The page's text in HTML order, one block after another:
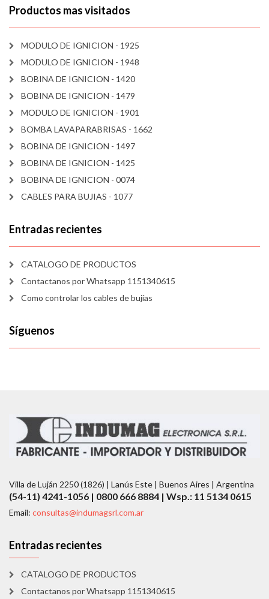
Productos mas visitados
MODULO DE IGNICION - 1925
MODULO DE IGNICION - 1948
BOBINA DE IGNICION - 1420
BOBINA DE IGNICION - 1479
MODULO DE IGNICION - 1901
BOMBA LAVAPARABRISAS - 1662
BOBINA DE IGNICION - 1497
BOBINA DE IGNICION - 1425
BOBINA DE IGNICION - 0074
CABLES PARA BUJIAS - 1077
Entradas recientes
CATALOGO DE PRODUCTOS
Contactanos por Whatsapp 1151340615
Como controlar los cables de bujías
Síguenos
Villa de Luján 2250 (1826) | Lanús Este | Buenos Aires | Argentina
(54-11) 4241-1056 | 0800 666 8884 | Wsp.: 11 5134 0615
Email: consultas@indumagsrl.com.ar
Entradas recientes
CATALOGO DE PRODUCTOS
Contactanos por Whatsapp 1151340615